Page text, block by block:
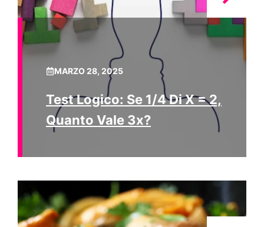
MARZO 28, 2025
Test Logico: Se 1/4 Di X = 2,
Quanto Vale 3x?